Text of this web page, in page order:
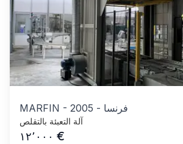
MARFIN - 2005 - فرنسا
آلة التعبئة بالتقلص
١٢٬٠٠٠ €